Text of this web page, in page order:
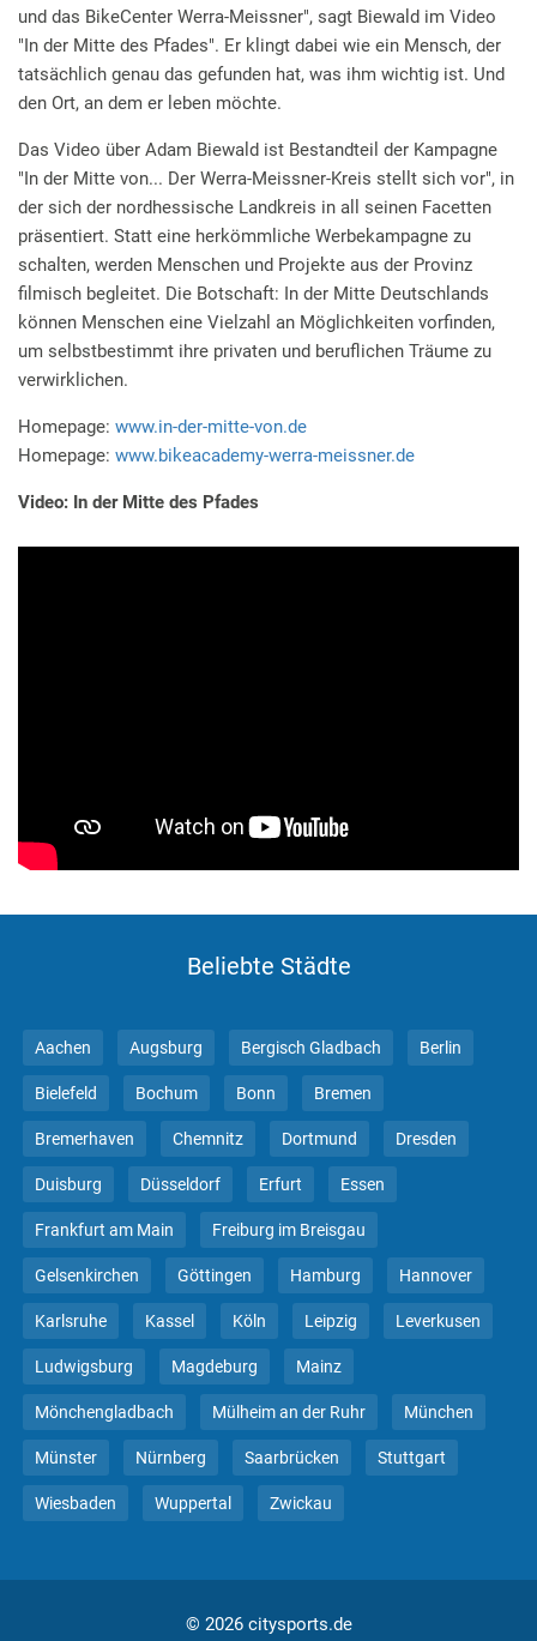
und das BikeCenter Werra-Meissner", sagt Biewald im Video
"In der Mitte des Pfades". Er klingt dabei wie ein Mensch, der
tatsächlich genau das gefunden hat, was ihm wichtig ist. Und
den Ort, an dem er leben möchte.
Das Video über Adam Biewald ist Bestandteil der Kampagne
"In der Mitte von... Der Werra-Meissner-Kreis stellt sich vor", in
der sich der nordhessische Landkreis in all seinen Facetten
präsentiert. Statt eine herkömmliche Werbekampagne zu
schalten, werden Menschen und Projekte aus der Provinz
filmisch begleitet. Die Botschaft: In der Mitte Deutschlands
können Menschen eine Vielzahl an Möglichkeiten vorfinden,
um selbstbestimmt ihre privaten und beruflichen Träume zu
verwirklichen.
Homepage: www.in-der-mitte-von.de
Homepage: www.bikeacademy-werra-meissner.de
Video: In der Mitte des Pfades
Beliebte Städte
Aachen Augsburg Bergisch Gladbach Berlin
Bielefeld Bochum Bonn Bremen
Bremerhaven Chemnitz Dortmund Dresden
Duisburg Düsseldorf Erfurt Essen
Frankfurt am Main Freiburg im Breisgau
Gelsenkirchen Göttingen Hamburg Hannover
Karlsruhe Kassel Köln Leipzig Leverkusen
Ludwigsburg Magdeburg Mainz
Mönchengladbach Mülheim an der Ruhr München
Münster Nürnberg Saarbrücken Stuttgart
Wiesbaden Wuppertal Zwickau
© 2026 citysports.de